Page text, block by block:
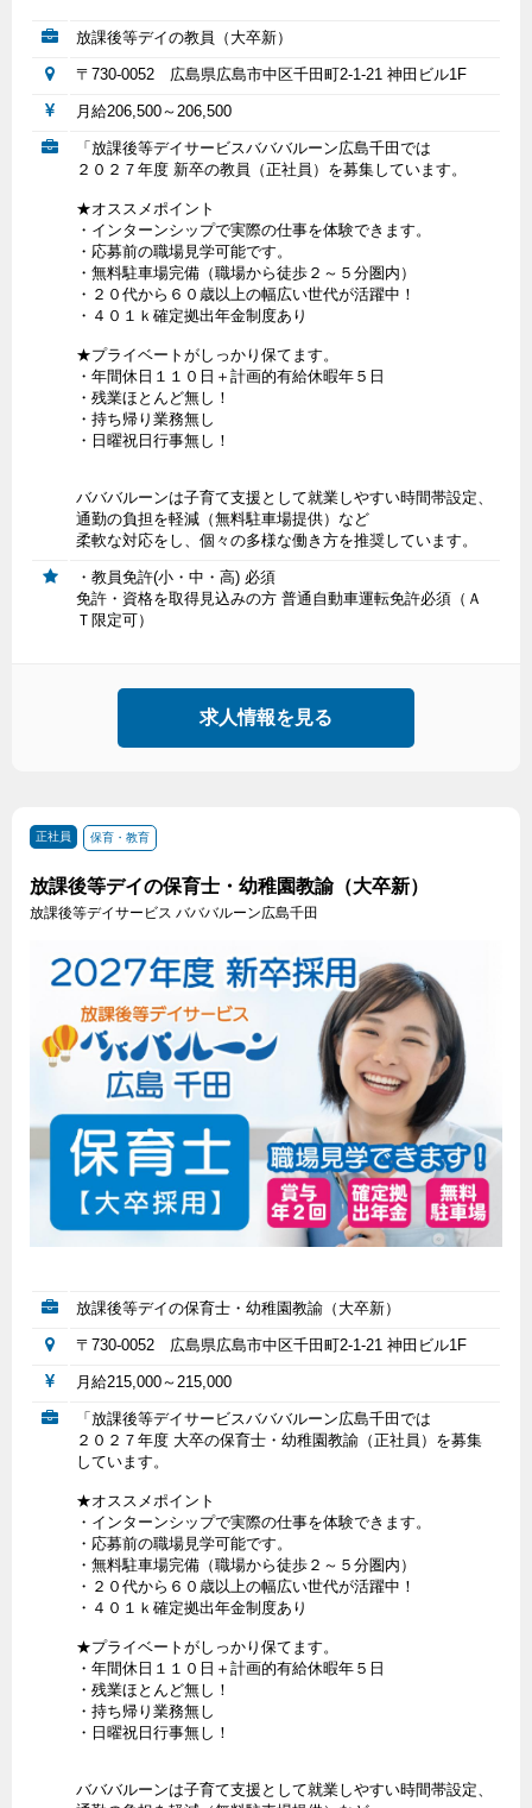
放課後等デイの教員（大卒新）
〒730-0052 広島県広島市中区千田町2-1-21 神田ビル1F
月給206,500～206,500
「放課後等デイサービスバババルーン広島千田では
２０２７年度 新卒の教員（正社員）を募集しています。
★オススメポイント
・インターンシップで実際の仕事を体験できます。
・応募前の職場見学可能です。
・無料駐車場完備（職場から徒歩２～５分圏内）
・２０代から６０歳以上の幅広い世代が活躍中！
・４０１ｋ確定拠出年金制度あり
★プライベートがしっかり保てます。
・年間休日１１０日＋計画的有給休暇年５日
・残業ほとんど無し！
・持ち帰り業務無し
・日曜祝日行事無し！
バババルーンは子育て支援として就業しやすい時間帯設定、
通勤の負担を軽減（無料駐車場提供）など
柔軟な対応をし、個々の多様な働き方を推奨しています。
・教員免許(小・中・高) 必須
免許・資格を取得見込みの方 普通自動車運転免許必須（Ａ
Ｔ限定可）
求人情報を見る
正社員 保育・教育
放課後等デイの保育士・幼稚園教諭（大卒新）
放課後等デイサービス バババルーン広島千田
放課後等デイの保育士・幼稚園教諭（大卒新）
〒730-0052 広島県広島市中区千田町2-1-21 神田ビル1F
月給215,000～215,000
「放課後等デイサービスバババルーン広島千田では
２０２７年度 大卒の保育士・幼稚園教諭（正社員）を募集
しています。
★オススメポイント
・インターンシップで実際の仕事を体験できます。
・応募前の職場見学可能です。
・無料駐車場完備（職場から徒歩２～５分圏内）
・２０代から６０歳以上の幅広い世代が活躍中！
・４０１ｋ確定拠出年金制度あり
★プライベートがしっかり保てます。
・年間休日１１０日＋計画的有給休暇年５日
・残業ほとんど無し！
・持ち帰り業務無し
・日曜祝日行事無し！
バババルーンは子育て支援として就業しやすい時間帯設定、